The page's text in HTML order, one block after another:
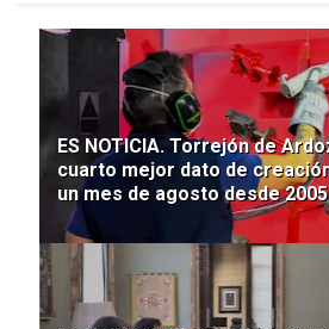
ES NOTICIA. Torrejón de
cuarto mejor dato de
un mes de agosto desde 2005